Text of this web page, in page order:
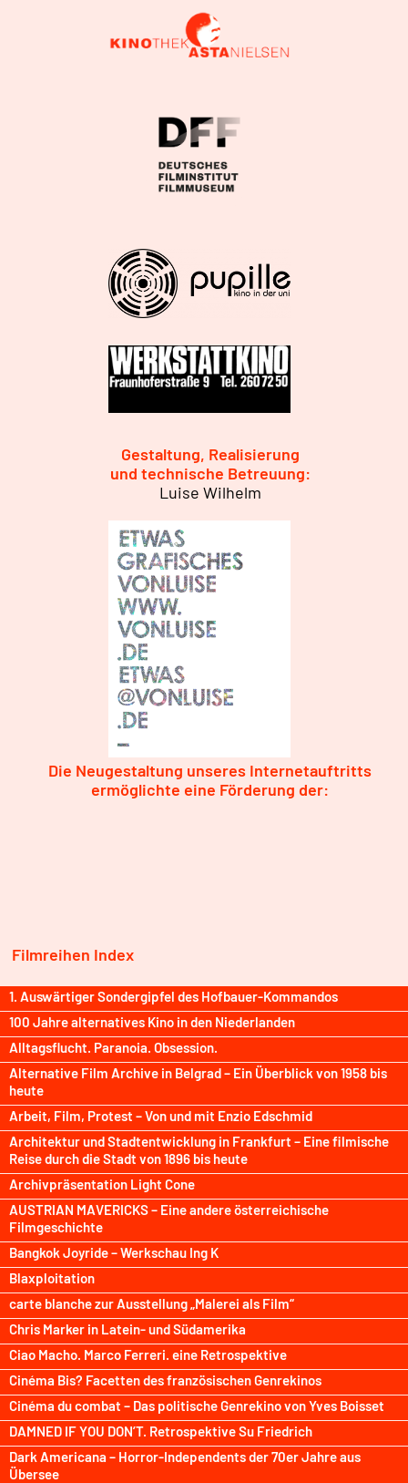
Gestaltung, Realisierung
und technische Betreuung:
Luise Wilhelm
Die Neugestaltung unseres Internetauftritts
ermöglichte eine Förderung der:
Filmreihen Index
1. Auswärtiger Sondergipfel des Hofbauer-Kommandos
100 Jahre alternatives Kino in den Niederlanden
Alltagsflucht. Paranoia. Obsession.
Alternative Film Archive in Belgrad – Ein Überblick von 1958 bis
heute
Arbeit, Film, Protest – Von und mit Enzio Edschmid
Architektur und Stadtentwicklung in Frankfurt – Eine filmische
Reise durch die Stadt von 1896 bis heute
Archivpräsentation Light Cone
AUSTRIAN MAVERICKS – Eine andere österreichische
Filmgeschichte
Bangkok Joyride – Werkschau Ing K
Blaxploitation
carte blanche zur Ausstellung „Malerei als Film“
Chris Marker in Latein- und Südamerika
Ciao Macho. Marco Ferreri. eine Retrospektive
Cinéma Bis? Facetten des französischen Genrekinos
Cinéma du combat – Das politische Genrekino von Yves Boisset
DAMNED IF YOU DON’T. Retrospektive Su Friedrich
Dark Americana – Horror-Independents der 70er Jahre aus
Übersee